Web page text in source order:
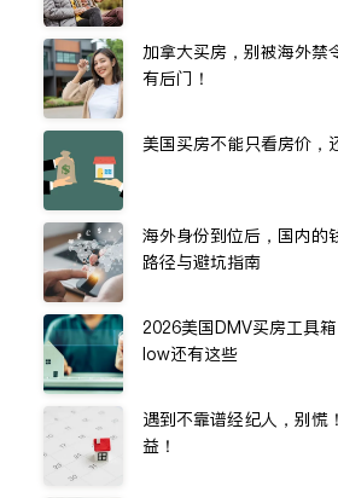
加拿大买房，别被海外禁
有后门！
美国买房不能只看房价，
海外身份到位后，国内的
路径与避坑指南
2026美国DMV买房工具
low还有这些
遇到不靠谱经纪人，别慌
益！